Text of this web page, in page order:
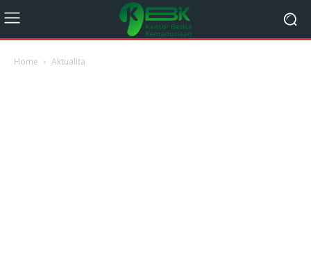
Home Aktualita